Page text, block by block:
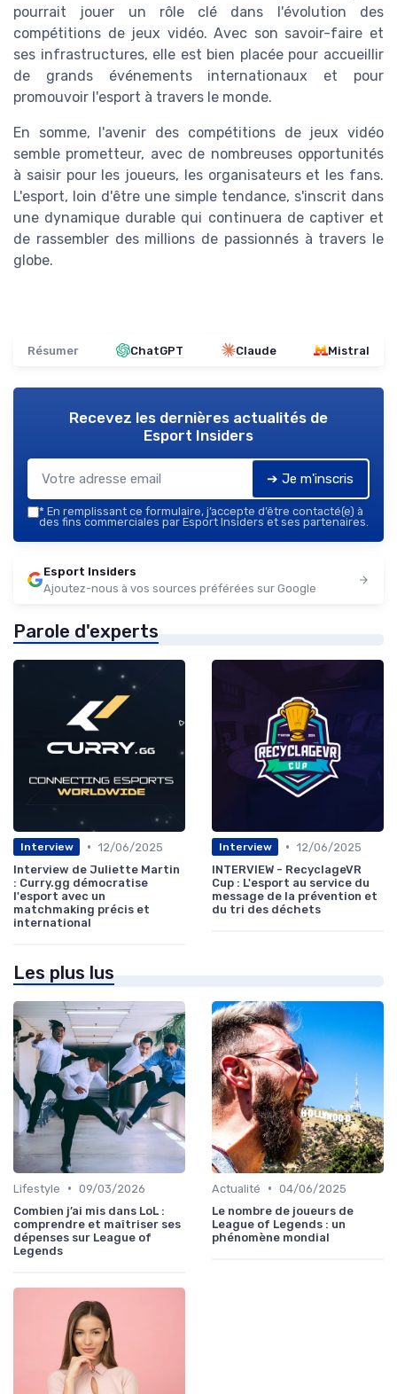
pourrait jouer un rôle clé dans l'évolution des
compétitions de jeux vidéo. Avec son savoir-faire et
ses infrastructures, elle est bien placée pour accueillir
de grands événements internationaux et pour
promouvoir l'esport à travers le monde.
En somme, l'avenir des compétitions de jeux vidéo
semble prometteur, avec de nombreuses opportunités
à saisir pour les joueurs, les organisateurs et les fans.
L'esport, loin d'être une simple tendance, s'inscrit dans
une dynamique durable qui continuera de captiver et
de rassembler des millions de passionnés à travers le
globe.
Résumer ChatGPT Claude Mistral
Recevez les dernières actualités de
Esport Insiders
➔ Je m'inscris
* En remplissant ce formulaire, j’accepte d’être contacté(e) à
des fins commerciales par Esport Insiders et ses partenaires.
Esport Insiders
Ajoutez-nous à vos sources préférées sur Google
Parole d'experts
Interview • 12/06/2025
Interview de Juliette Martin
: Curry.gg démocratise
l'esport avec un
matchmaking précis et
international
Interview • 12/06/2025
INTERVIEW - RecyclageVR
Cup : L'esport au service du
message de la prévention et
du tri des déchets
Les plus lus
Lifestyle • 09/03/2026
Combien j’ai mis dans LoL :
comprendre et maîtriser ses
dépenses sur League of
Legends
Actualité • 04/06/2025
Le nombre de joueurs de
League of Legends : un
phénomène mondial